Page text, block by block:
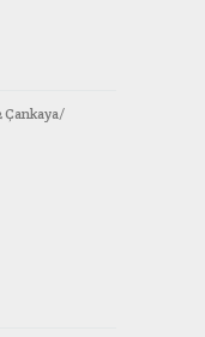
Çankaya/